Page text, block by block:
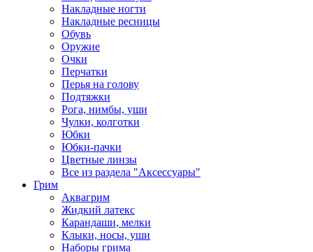
Накладные ногти
Накладные ресницы
Обувь
Оружие
Очки
Перчатки
Перья на голову
Подтяжки
Рога, нимбы, уши
Чулки, колготки
Юбки
Юбки-пачки
Цветные линзы
Все из раздела "Аксессуары"
Грим
Аквагрим
Жидкий латекс
Карандаши, мелки
Клыки, носы, уши
Наборы грима